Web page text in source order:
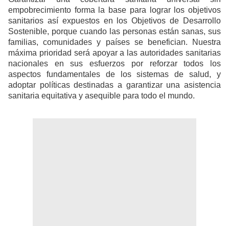
empobrecimiento forma la base para lograr los objetivos
sanitarios así expuestos en los Objetivos de Desarrollo
Sostenible, porque cuando las personas están sanas, sus
familias, comunidades y países se benefician. Nuestra
máxima prioridad será apoyar a las autoridades sanitarias
nacionales en sus esfuerzos por reforzar todos los
aspectos fundamentales de los sistemas de salud, y
adoptar políticas destinadas a garantizar una asistencia
sanitaria equitativa y asequible para todo el mundo.